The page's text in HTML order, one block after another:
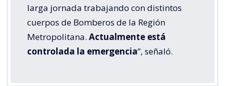
larga jornada trabajando con distintos
cuerpos de Bomberos de la Región
Metropolitana. Actualmente está
controlada la emergencia”, señaló.